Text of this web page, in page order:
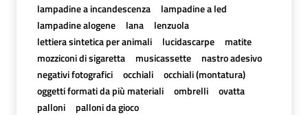
lampadine a incandescenza
lampadine a led
lampadine alogene
lana
lenzuola
lettiera sintetica per animali
lucidascarpe
matite
mozziconi di sigaretta
musicassette
nastro adesivo
negativi fotografici
occhiali
occhiali (montatura)
oggetti formati da più materiali
ombrelli
ovatta
palloni
palloni da gioco